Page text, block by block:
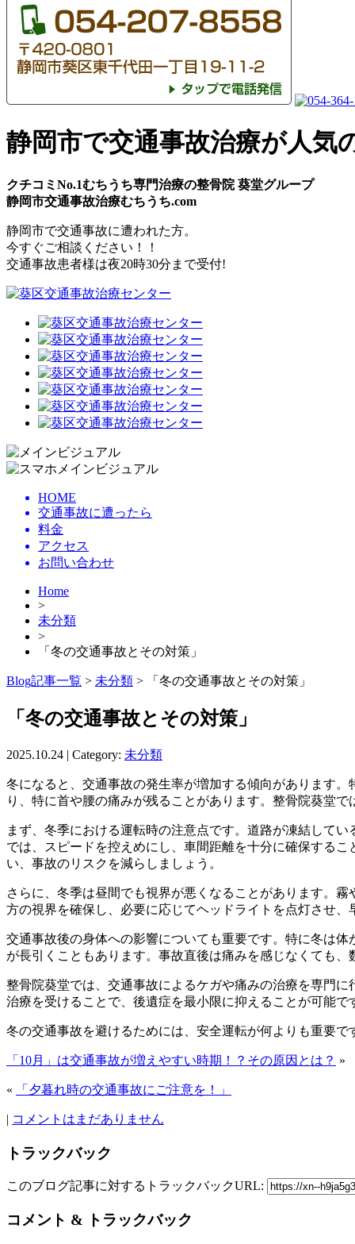
静岡市で交通事故治療が人気
クチコミNo.1むちうち専門治療の整骨院 葵堂グループ
静岡市交通事故治療むちうち.com
静岡市で交通事故に遭われた方。
今すぐご相談ください！！
交通事故患者様は夜20時30分 まで受付!
HOME
交通事故に遭ったら
料金
アクセス
お問い合わせ
Home
>
未分類
>
「冬の交通事故とその対策」
Blog記事一覧 > 未分類 > 「冬の交通事故とその対策」
「冬の交通事故とその対策」
2025.10.24 | Category: 未分類
冬になると、交通事故の発生率が増加する傾向があります
り、特に首や腰の痛みが残ることがあります。整骨院葵堂
まず、冬季における運転時の注意点です。道路が凍結して
では、スピードを控えめにし、車間距離を十分に確保する
い、事故のリスクを減らしましょう。
さらに、冬季は昼間でも視界が悪くなることがあります。
方の視界を確保し、必要に応じてヘッドライトを点灯させ
交通事故後の身体への影響についても重要です。特に冬は
が長引くこともあります。事故直後は痛みを感じなくても
整骨院葵堂では、交通事故によるケガや痛みの治療を専門
治療を受けることで、後遺症を最小限に抑えることが可能で
冬の交通事故を避けるためには、安全運転が何よりも重要
「10月」は交通事故が増えやすい時期！？その原因とは？ »
« 「夕暮れ時の交通事故にご注意を！」
| コメントはまだありません
トラックバック
このブログ記事に対するトラックバックURL:
コメント & トラックバック